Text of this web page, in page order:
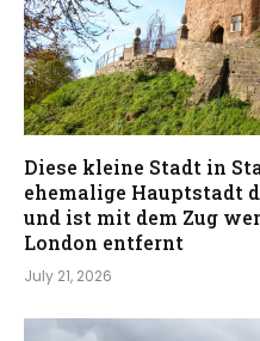
Diese kleine Stadt in
ehemalige Hauptstadt
und ist mit dem Zug
London entfernt
July 21, 2026